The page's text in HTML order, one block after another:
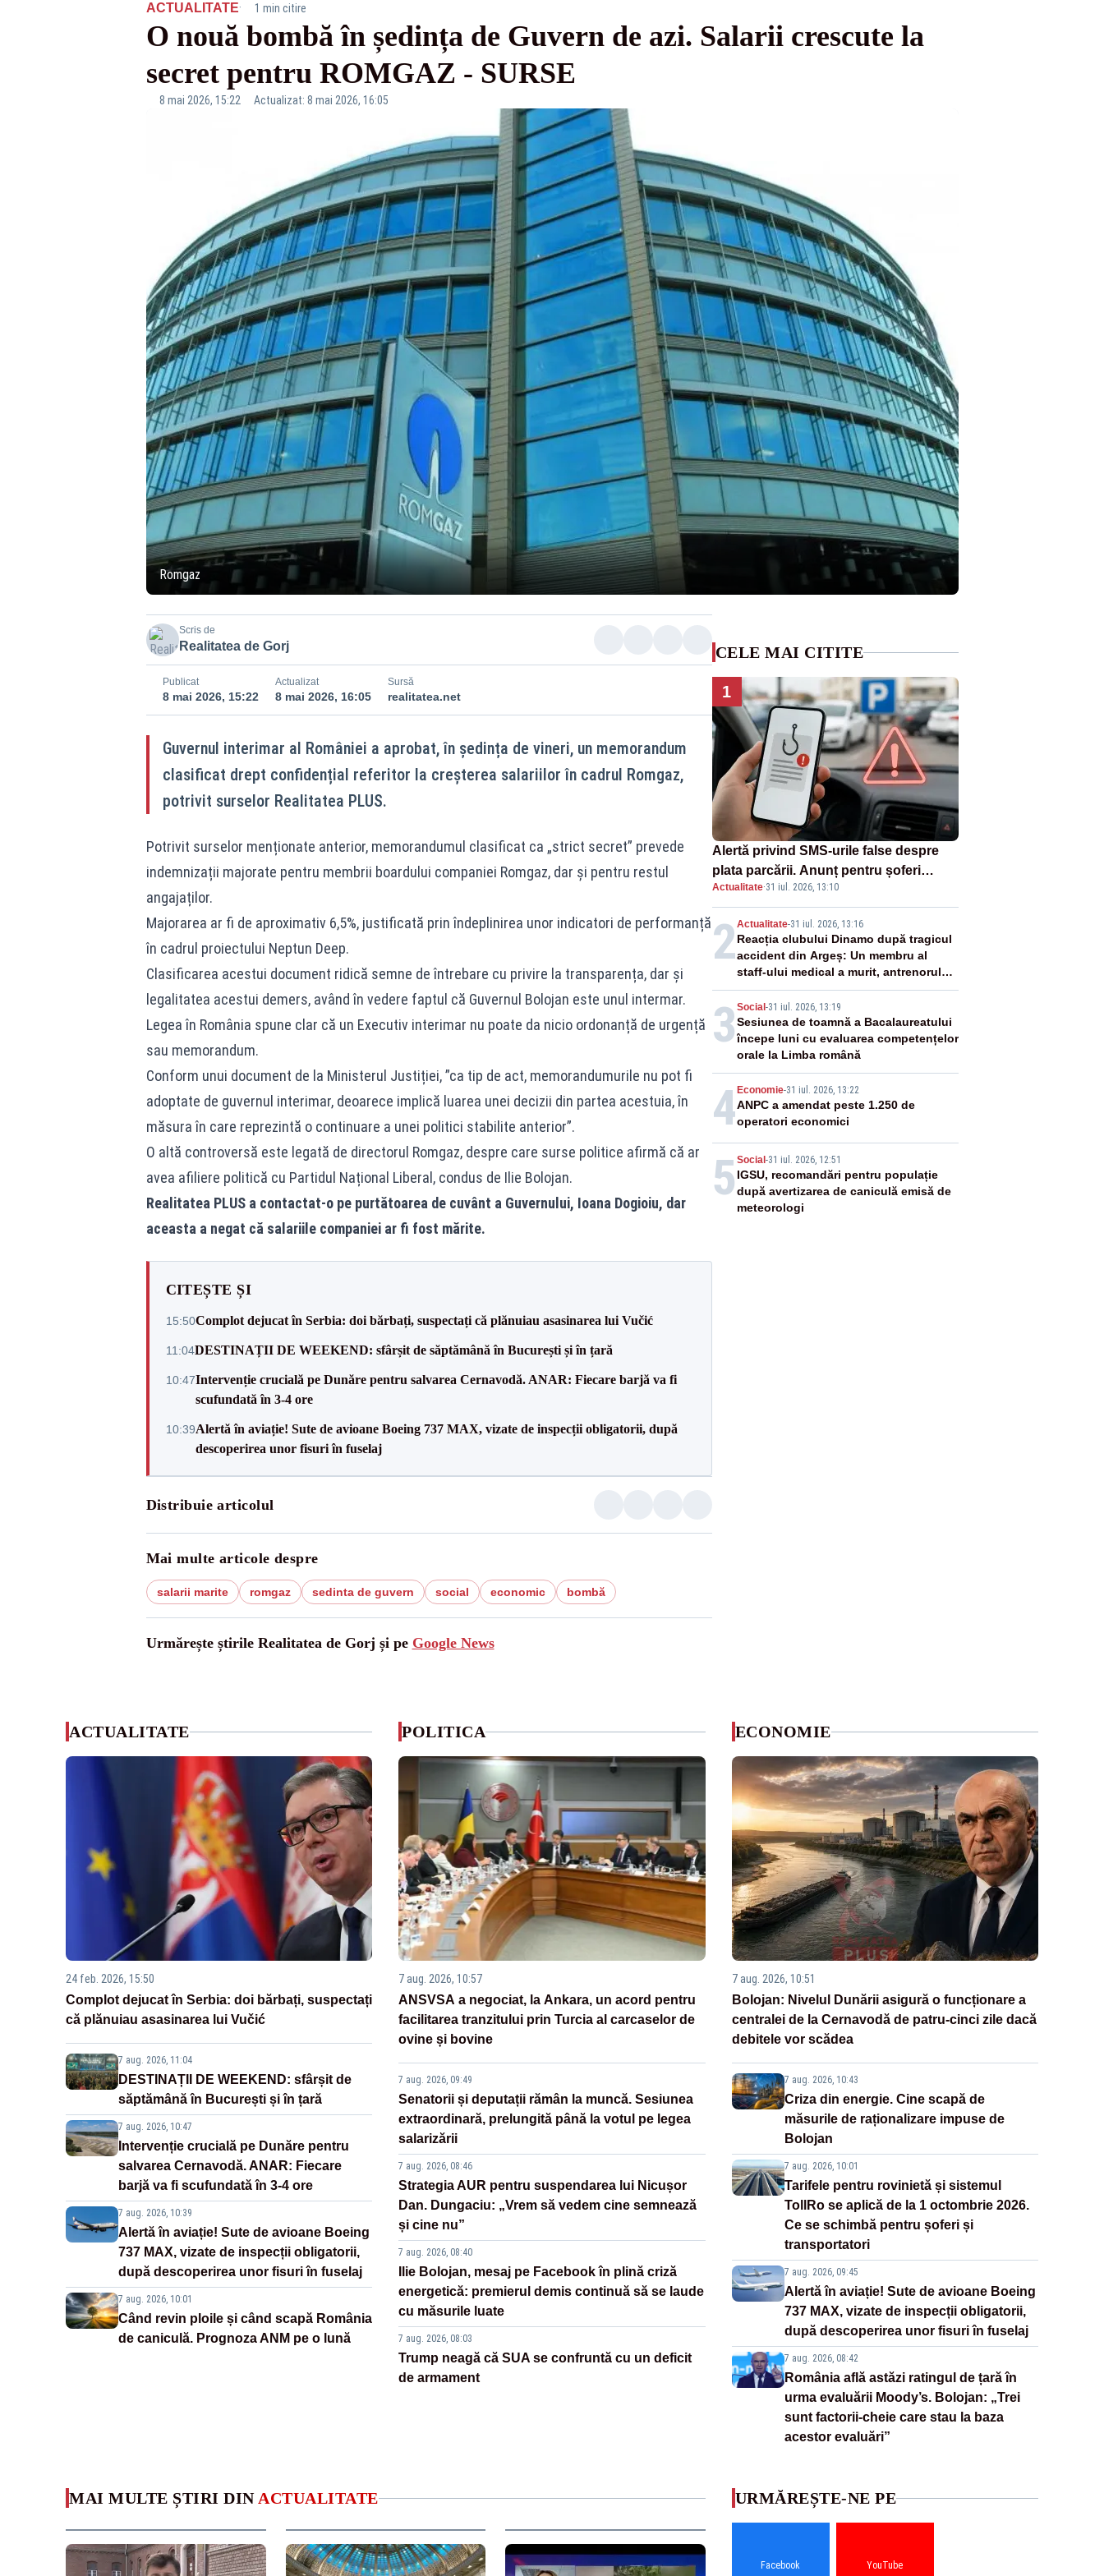
ACTUALITATE· 1 min citire
O nouă bombă în ședința de Guvern de azi. Salarii crescute la
secret pentru ROMGAZ - SURSE
8 mai 2026, 15:22 Actualizat: 8 mai 2026, 16:05
Romgaz
Scris de
Realitatea de Gorj
Publicat
8 mai 2026, 15:22
Actualizat
8 mai 2026, 16:05
Sursă
realitatea.net
Guvernul interimar al României a aprobat, în ședința de vineri, un memorandum
clasificat drept confidențial referitor la creșterea salariilor în cadrul Romgaz,
potrivit surselor Realitatea PLUS.
Potrivit surselor menționate anterior, memorandumul clasificat ca „strict secret” prevede
indemnizații majorate pentru membrii boardului companiei Romgaz, dar și pentru restul
angajaților.
Majorarea ar fi de aproximativ 6,5%, justificată prin îndeplinirea unor indicatori de performanță
în cadrul proiectului Neptun Deep.
Clasificarea acestui document ridică semne de întrebare cu privire la transparența, dar și
legalitatea acestui demers, având în vedere faptul că Guvernul Bolojan este unul intermar.
Legea în România spune clar că un Executiv interimar nu poate da nicio ordonanță de urgență
sau memorandum.
Conform unui document de la Ministerul Justiției, ”ca tip de act, memorandumurile nu pot fi
adoptate de guvernul interimar, deoarece implică luarea unei decizii din partea acestuia, în
măsura în care reprezintă o continuare a unei politici stabilite anterior”.
O altă controversă este legată de directorul Romgaz, despre care surse politice afirmă că ar
avea afiliere politică cu Partidul Național Liberal, condus de Ilie Bolojan.
Realitatea PLUS a contactat-o pe purtătoarea de cuvânt a Guvernului, Ioana Dogioiu, dar
aceasta a negat că salariile companiei ar fi fost mărite.
CITEȘTE ȘI
15:50Complot dejucat în Serbia: doi bărbați, suspectați că plănuiau asasinarea lui Vučić
11:04DESTINAȚII DE WEEKEND: sfârșit de săptămână în București și în țară
10:47Intervenție crucială pe Dunăre pentru salvarea Cernavodă. ANAR: Fiecare barjă va fi
scufundată în 3-4 ore
10:39Alertă în aviație! Sute de avioane Boeing 737 MAX, vizate de inspecții obligatorii, după
descoperirea unor fisuri în fuselaj
Distribuie articolul
Mai multe articole despre
salarii marite romgaz sedinta de guvern social economic bombă
Urmărește știrile Realitatea de Gorj și pe Google News
CELE MAI CITITE
1
Alertă privind SMS-urile false despre
plata parcării. Anunț pentru șoferi
asupra unei noi metode de fraudă
online
Actualitate·31 iul. 2026, 13:10
2Actualitate-31 iul. 2026, 13:16
Reacția clubului Dinamo după tragicul
accident din Argeș: Un membru al
staff-ului medical a murit, antrenorul
Adrian Ropotan este în spital
3 Social -31 iul. 2026, 13:19
Sesiunea de toamnă a Bacalaureatului
începe luni cu evaluarea competențelor
orale la Limba română
4 Economie-31 iul. 2026, 13:22
ANPC a amendat peste 1.250 de
operatori economici
5 Social -31 iul. 2026, 12:51
IGSU, recomandări pentru populație
după avertizarea de caniculă emisă de
meteorologi
ACTUALITATE
24 feb. 2026, 15:50
Complot dejucat în Serbia: doi bărbați, suspectați
că plănuiau asasinarea lui Vučić
7 aug. 2026, 11:04
DESTINAȚII DE WEEKEND: sfârșit de
săptămână în București și în țară
7 aug. 2026, 10:47
Intervenție crucială pe Dunăre pentru
salvarea Cernavodă. ANAR: Fiecare
barjă va fi scufundată în 3-4 ore
7 aug. 2026, 10:39
Alertă în aviație! Sute de avioane Boeing
737 MAX, vizate de inspecții obligatorii,
după descoperirea unor fisuri în fuselaj
7 aug. 2026, 10:01
Când revin ploile și când scapă România
de caniculă. Prognoza ANM pe o lună
POLITICA
7 aug. 2026, 10:57
ANSVSA a negociat, la Ankara, un acord pentru
facilitarea tranzitului prin Turcia al carcaselor de
ovine și bovine
7 aug. 2026, 09:49
Senatorii și deputații rămân la muncă. Sesiunea
extraordinară, prelungită până la votul pe legea
salarizării
7 aug. 2026, 08:46
Strategia AUR pentru suspendarea lui Nicușor
Dan. Dungaciu: „Vrem să vedem cine semnează
și cine nu”
7 aug. 2026, 08:40
Ilie Bolojan, mesaj pe Facebook în plină criză
energetică: premierul demis continuă să se laude
cu măsurile luate
7 aug. 2026, 08:03
Trump neagă că SUA se confruntă cu un deficit
de armament
ECONOMIE
7 aug. 2026, 10:51
Bolojan: Nivelul Dunării asigură o funcționare a
centralei de la Cernavodă de patru-cinci zile dacă
debitele vor scădea
7 aug. 2026, 10:43
Criza din energie. Cine scapă de
măsurile de raționalizare impuse de
Bolojan
7 aug. 2026, 10:01
Tarifele pentru rovinietă și sistemul
TollRo se aplică de la 1 octombrie 2026.
Ce se schimbă pentru șoferi și
transportatori
7 aug. 2026, 09:45
Alertă în aviație! Sute de avioane Boeing
737 MAX, vizate de inspecții obligatorii,
după descoperirea unor fisuri în fuselaj
7 aug. 2026, 08:42
România află astăzi ratingul de țară în
urma evaluării Moody’s. Bolojan: „Trei
sunt factorii-cheie care stau la baza
acestor evaluări”
MAI MULTE ȘTIRI DIN ACTUALITATE URMĂREȘTE-NE PE
Facebook YouTube